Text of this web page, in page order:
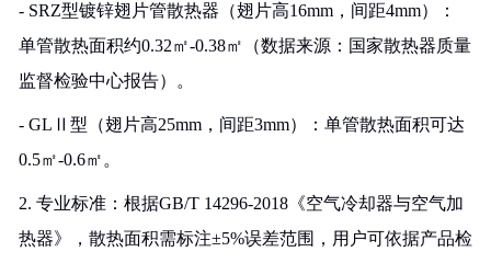
- SRZ型镀锌翅片管散热器（翅片高16mm，间距4mm）：
单管散热面积约0.32㎡-0.38㎡（数据来源：国家散热器质量
监督检验中心报告）。
- GLⅡ型（翅片高25mm，间距3mm）：单管散热面积可达
0.5㎡-0.6㎡。
2. 专业标准：根据GB/T 14296-2018《空气冷却器与空气加
热器》，散热面积需标注±5%误差范围，用户可依据产品检